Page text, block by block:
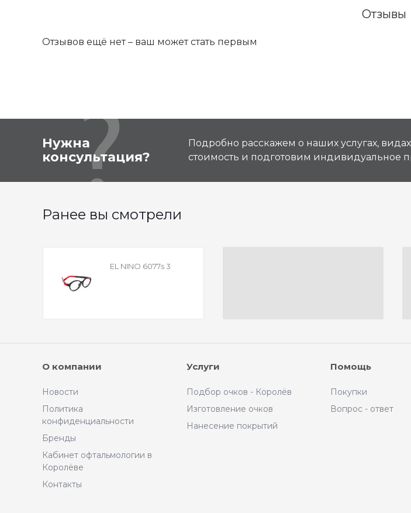
Отзывы
Отзывов ещё нет – ваш может стать первым
Нужна
консультация?
Подробно расскажем о наших услугах,
стоимость и подготовим индивидуальное
Ранее вы смотрели
EL NINO 6077s 3
О компании
Новости
Политика
конфиденциальности
Бренды
Кабинет офтальмологии в
Королёве
Контакты
Услуги
Подбор очков - Королёв
Изготовление очков
Нанесение покрытий
Помощь
Покупки
Вопрос - ответ